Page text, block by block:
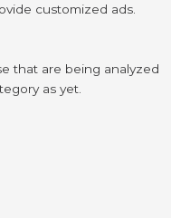
customized ads.
that are being analyzed
as yet.